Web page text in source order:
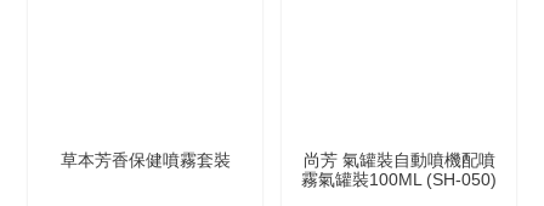
草本芳香保健噴霧套裝
尚芳 氣罐裝自動噴機配噴
霧氣罐裝100ML (SH-050)